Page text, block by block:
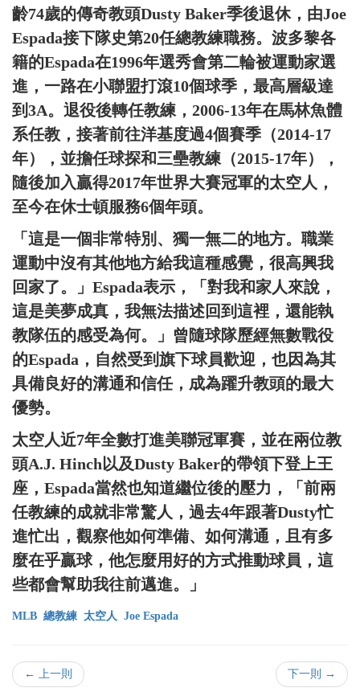
齡74歲的傳奇教頭Dusty Baker季後退休，由Joe
Espada接下隊史第20任總教練職務。波多黎各
籍的Espada在1996年選秀會第二輪被運動家選
進，一路在小聯盟打滾10個球季，最高層級達
到3A。退役後轉任教練，2006-13年在馬林魚體
系任教，接著前往洋基度過4個賽季（2014-17
年），並擔任球探和三壘教練（2015-17年），
隨後加入贏得2017年世界大賽冠軍的太空人，
至今在休士頓服務6個年頭。
「這是一個非常特別、獨一無二的地方。職業
運動中沒有其他地方給我這種感覺，很高興我
回家了。」Espada表示，「對我和家人來說，
這是美夢成真，我無法描述回到這裡，還能執
教隊伍的感受為何。」曾隨球隊歷經無數戰役
的Espada，自然受到旗下球員歡迎，也因為其
具備良好的溝通和信任，成為躍升教頭的最大
優勢。
太空人近7年全數打進美聯冠軍賽，並在兩位教
頭A.J. Hinch以及Dusty Baker的帶領下登上王
座，Espada當然也知道繼位後的壓力，「前兩
任教練的成就非常驚人，過去4年跟著Dusty忙
進忙出，觀察他如何準備、如何溝通，且有多
麼在乎贏球，他怎麼用好的方式推動球員，這
些都會幫助我往前邁進。」
MLB 總教練 太空人 Joe Espada
← 上一則 下一則 →